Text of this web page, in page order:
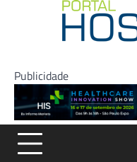
Publicidade